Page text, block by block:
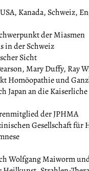
Kanada, Schweiz,
der Miasmen
in der Schweiz
Sicht
Mary Duffy, Ray
Homöopathie und
Japan an die
der JPHMA
Gesellschaft für
Wolfgang Maiworm